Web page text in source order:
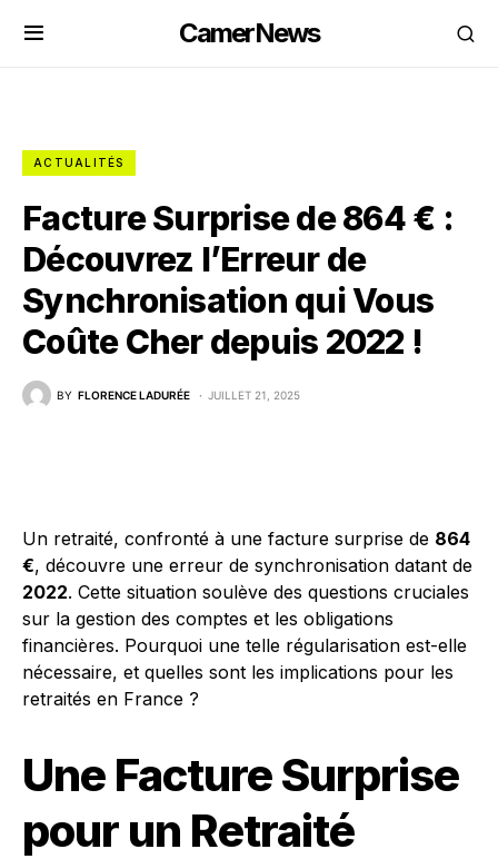
CamerNews
ACTUALITÉS
Facture Surprise de 864 € :
Découvrez l’Erreur de
Synchronisation qui Vous
Coûte Cher depuis 2022 !
BY FLORENCE LADURÉE JUILLET 21, 2025
Un retraité, confronté à une facture surprise de 864
€, découvre une erreur de synchronisation datant de
2022. Cette situation soulève des questions cruciales
sur la gestion des comptes et les obligations
financières. Pourquoi une telle régularisation est-elle
nécessaire, et quelles sont les implications pour les
retraités en France ?
Une Facture Surprise
pour un Retraité